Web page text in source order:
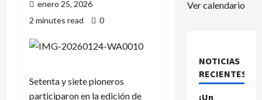
enero 25, 2026
2 minutes read
0
Setenta y siete pioneros
participaron en la edición de
Ver calendario
NOTICIAS
RECIENTES.
¡Un